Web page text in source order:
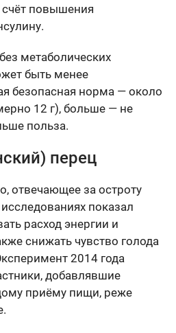
счёт повышения
метаболических
быть менее
безопасная норма — около
12 г), больше — не
польза.
перец
отвечающее за остроту
показал
расход энергии и
снижать чувство голода
2014 года
добавлявшие
приёму пищи, реже